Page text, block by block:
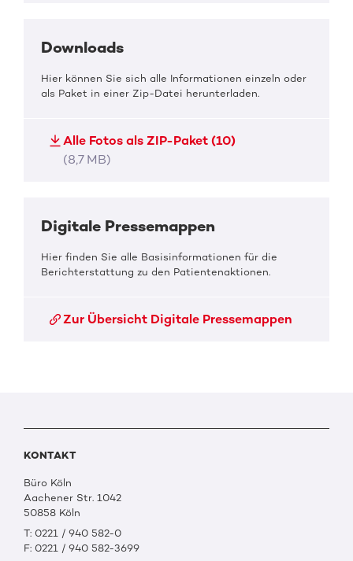
Downloads
Hier können Sie sich alle Informationen einzeln oder
als Paket in einer Zip-Datei herunterladen.
Alle Fotos als ZIP-Paket (10)
(8,7 MB)
Digitale Pressemappen
Hier finden Sie alle Basisinformationen für die
Berichterstattung zu den Patientenaktionen.
Zur Übersicht Digitale Pressemappen
KONTAKT
Büro Köln
Aachener Str. 1042
50858 Köln
T: 0221 / 940 582-0
F: 0221 / 940 582-3699